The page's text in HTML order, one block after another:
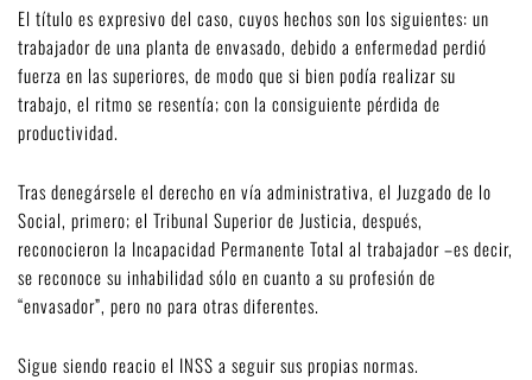
El título es expresivo del caso, cuyos hechos son los siguientes: un
trabajador de una planta de envasado, debido a enfermedad perdió
fuerza en las superiores, de modo que si bien podía realizar su
trabajo, el ritmo se resentía; con la consiguiente pérdida de
productividad.
Tras denegársele el derecho en vía administrativa, el Juzgado de lo
Social, primero; el Tribunal Superior de Justicia, después,
reconocieron la Incapacidad Permanente Total al trabajador –es decir,
se reconoce su inhabilidad sólo en cuanto a su profesión de
“envasador”, pero no para otras diferentes.
Sigue siendo reacio el INSS a seguir sus propias normas.